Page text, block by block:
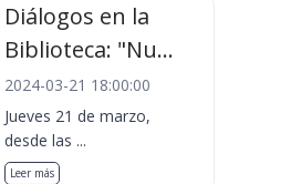
Diálogos en la
Biblioteca: "Nu...
2024-03-21 18:00:00
Jueves 21 de marzo,
desde las ...
Leer más